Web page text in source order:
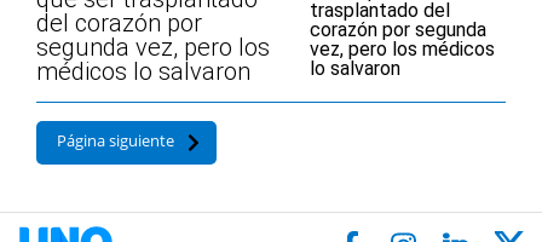
del corazón por
segunda vez, pero los
médicos lo salvaron
Página siguiente